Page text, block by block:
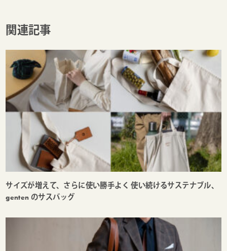
関連記事
サイズが増えて、さらに使い勝手よく 使い続けるサステナブル、
genten のサスバッグ